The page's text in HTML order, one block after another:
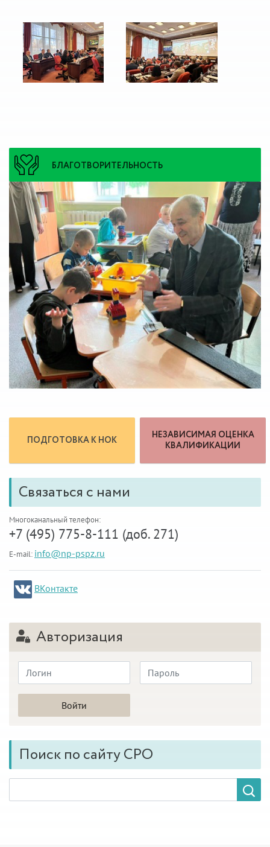
БЛАГОТВОРИТЕЛЬНОСТЬ
ПОДГОТОВКА К НОК
НЕЗАВИСИМАЯ ОЦЕНКА
КВАЛИФИКАЦИИ
Связаться с нами
Многоканальный телефон:
+7 (495) 775-8-111 (доб. 271)
E-mail: info@np-pspz.ru
ВКонтакте
Авторизация
Поиск по сайту СРО